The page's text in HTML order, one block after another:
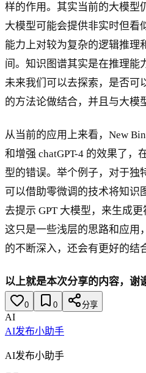
样的作用。其实当前的大模型
大模型可能会提供非实时但看
能力上对较为复杂的逻辑推理
间。知识图谱其实是在推理能
未来我们可以去探索，是否可
的方法论做结合，并且与大模
从当前的应用上来看，New
和增强 chatGPT-4 的效果了，
型的错误。举个例子，对于独
可以借助零微调的技术将知识
去提示 GPT 大模型，来生成
这只是一些浅层的思路和应用
的不断深入，还会有更好的结
以上就是本次分享的内容，谢
0 0 分享
AI
AI发布小助手
AI发布小助手